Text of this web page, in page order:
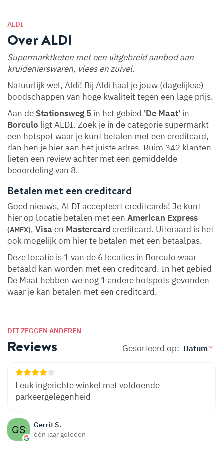
ALDI
Over ALDI
Supermarktketen met een uitgebreid aanbod aan
kruidenierswaren, vlees en zuivel.
Natuurlijk wel, Aldi! Bij Aldi haal je jouw (dagelijkse)
boodschappen van hoge kwaliteit tegen een lage prijs.
Aan de Stationsweg 5 in het gebied 'De Maat' in
Borculo ligt ALDI. Zoek je in de categorie supermarkt
een hotspot waar je kunt betalen met een creditcard,
dan ben je hier aan het juiste adres. Ruim 342 klanten
lieten een review achter met een gemiddelde
beoordeling van 8.
Betalen met een creditcard
Goed nieuws, ALDI accepteert creditcards! Je kunt
hier op locatie betalen met een American Express
(AMEX), Visa en Mastercard creditcard. Uiteraard is het
ook mogelijk om hier te betalen met een betaalpas.
Deze locatie is 1 van de 6 locaties in Borculo waar
betaald kan worden met een creditcard. In het gebied
De Maat hebben we nog 1 andere hotspots gevonden
waar je kan betalen met een creditcard.
DIT ZEGGEN ANDEREN
Reviews Gesorteerd op:
Gerrit S.
één jaar geleden
Leuk ingerichte winkel met voldoende
parkeergelegenheid